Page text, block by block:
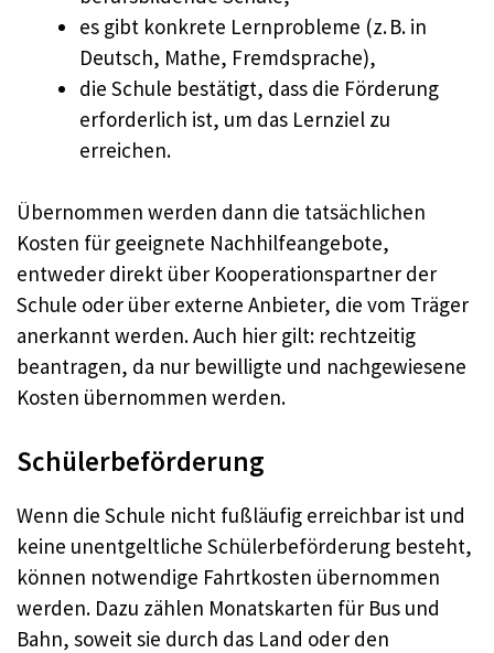
es gibt konkrete Lernprobleme (z. B. in
Deutsch, Mathe, Fremdsprache),
die Schule bestätigt, dass die Förderung
erforderlich ist, um das Lernziel zu
erreichen.
Übernommen werden dann die tatsächlichen
Kosten für geeignete Nachhilfeangebote,
entweder direkt über Kooperationspartner der
Schule oder über externe Anbieter, die vom Träger
anerkannt werden. Auch hier gilt: rechtzeitig
beantragen, da nur bewilligte und nachgewiesene
Kosten übernommen werden.
Schülerbeförderung
Wenn die Schule nicht fußläufig erreichbar ist und
keine unentgeltliche Schülerbeförderung besteht,
können notwendige Fahrtkosten übernommen
werden. Dazu zählen Monatskarten für Bus und
Bahn, soweit sie durch das Land oder den